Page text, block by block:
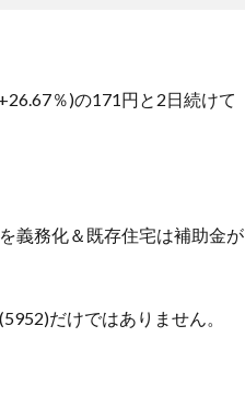
％)の171円と2日続けて
義務化＆既存住宅は補助金が
だけではありません。